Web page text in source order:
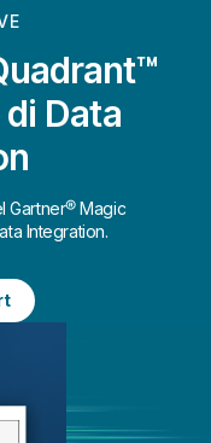
Data
Gartner® Magic
Integration.